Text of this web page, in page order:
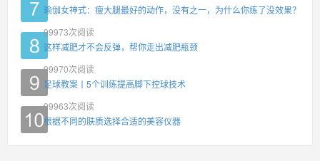
瑜伽女神式：瘦大腿最好的动作，没有之一，为什么你练了没效果？
99973次阅读
这样减肥才不会反弹，帮你走出减肥瓶颈
99970次阅读
足球教案丨5个训练提高脚下控球技术
99963次阅读
根据不同的肤质选择合适的美容仪器